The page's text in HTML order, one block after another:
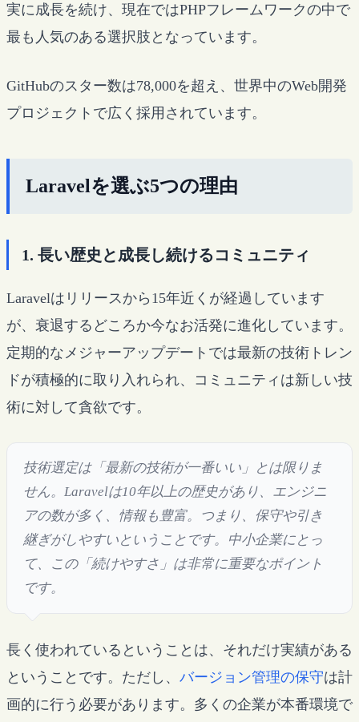
実に成長を続け、現在ではPHPフレームワークの中で
最も人気のある選択肢となっています。
GitHubのスター数は78,000を超え、世界中のWeb開発
プロジェクトで広く採用されています。
Laravelを選ぶ5つの理由
1. 長い歴史と成長し続けるコミュニティ
Laravelはリリースから15年近くが経過しています
が、衰退するどころか今なお活発に進化しています。
定期的なメジャーアップデートでは最新の技術トレン
ドが積極的に取り入れられ、コミュニティは新しい技
術に対して貪欲です。
技術選定は「最新の技術が一番いい」とは限りま
せん。Laravelは10年以上の歴史があり、エンジニ
アの数が多く、情報も豊富。つまり、保守や引き
継ぎがしやすいということです。中小企業にとっ
て、この「続けやすさ」は非常に重要なポイント
です。
長く使われているということは、それだけ実績がある
ということです。ただし、 バージョン管理の保守は計
画的に行う必要があります。多くの企業が本番環境で